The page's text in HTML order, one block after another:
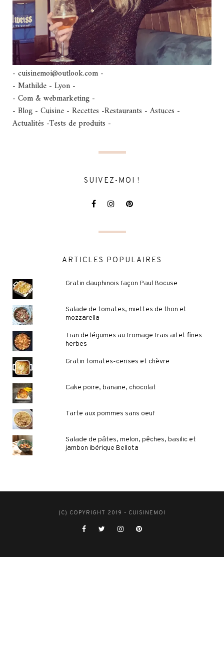
- cuisinemoi@outlook.com -
- Mathilde - Lyon -
- Com & webmarketing -
- Blog - Cuisine - Recettes -Restaurants - Astuces -
Actualités -Tests de produits -
SUIVEZ-MOI !
ARTICLES POPULAIRES
Gratin dauphinois façon Paul Bocuse
Salade de tomates, miettes de thon et
mozzarella
Tian de légumes au fromage frais ail et fines
herbes
Gratin tomates-cerises et chèvre
Cake poire, banane, chocolat
Tarte aux pommes sans oeuf
Salade de pâtes, melon, pêches, basilic et
jambon ibérique Bellota
(C) COPYRIGHT 2019 - CUISINEMOI